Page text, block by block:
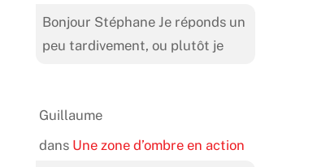
Bonjour Stéphane Je réponds un
peu tardivement, ou plutôt je
Guillaume
dans Une zone d’ombre en action